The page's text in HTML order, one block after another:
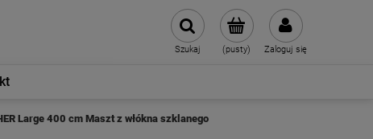
(pusty) Zaloguj się
Szukaj
Large 400 cm Maszt z włókna szklanego